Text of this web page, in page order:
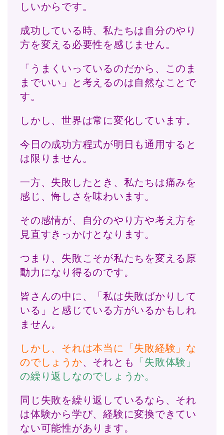
しいからです。
成功している時、私たちは自分のやり
方を変える必要性を感じません。
「うまくいっているのだから、このま
までいい」と考えるのは自然なことで
す。
しかし、世界は常に変化しています。
今日の成功方程式が明日も通用すると
は限りません。
一方、失敗したとき、私たちは痛みを
感じ、悔しさを味わいます。
その感情が、自分のやり方や考え方を
見直すきっかけとなります。
つまり、失敗こそが私たちを変える原
動力になり得るのです。
皆さんの中に、「私は失敗ばかりして
いる」と感じている方がいるかもしれ
ません。
しかし、それは本当に「失敗経験」な
のでしょうか、それとも
「失敗体験」
の繰り返しなのでしょうか。
同じ失敗を繰り返しているなら、それ
は体験から学び、経験に変換できてい
ない可能性があります。